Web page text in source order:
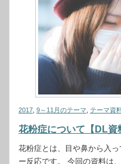
2017 9～11月のテーマ テーマ資
花粉症について【DL資
花粉症とは、目や鼻から入
ー反応です。 今回の資料は